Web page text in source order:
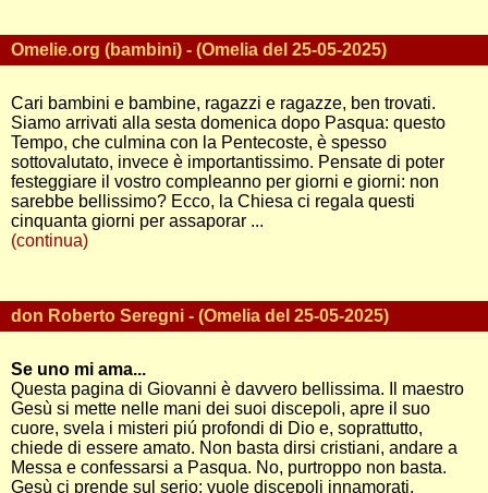
Omelie.org (bambini) - (Omelia del 25-05-2025)
Cari bambini e bambine, ragazzi e ragazze, ben trovati.
Siamo arrivati alla sesta domenica dopo Pasqua: questo
Tempo, che culmina con la Pentecoste, è spesso
sottovalutato, invece è importantissimo. Pensate di poter
festeggiare il vostro compleanno per giorni e giorni: non
sarebbe bellissimo? Ecco, la Chiesa ci regala questi
cinquanta giorni per assaporar ...
(continua)
don Roberto Seregni - (Omelia del 25-05-2025)
Se uno mi ama...
Questa pagina di Giovanni è davvero bellissima. Il maestro
Gesù si mette nelle mani dei suoi discepoli, apre il suo
cuore, svela i misteri piú profondi di Dio e, soprattutto,
chiede di essere amato. Non basta dirsi cristiani, andare a
Messa e confessarsi a Pasqua. No, purtroppo non basta.
Gesù ci prende sul serio: vuole discepoli innamorati,